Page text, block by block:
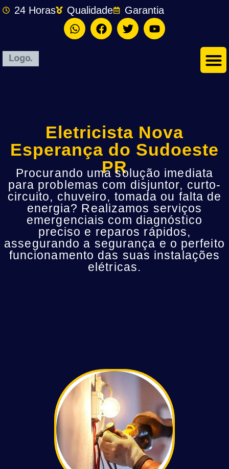
24 Horas Qualidade Garantia
Eletricista Nova
Esperança do Sudoeste
PR
Procurando uma solução imediata
para problemas com disjuntor, curto-
circuito, chuveiro, tomada ou falta de
energia? Realizamos serviços
emergenciais com diagnóstico
preciso e reparos rápidos,
assegurando a segurança e o perfeito
funcionamento das suas instalações
elétricas.